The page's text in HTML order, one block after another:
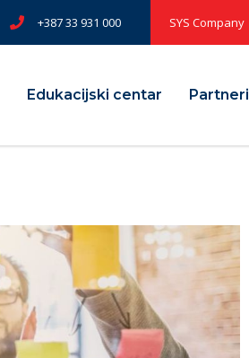
SYS Company
+387 33 931 000
Edukacijski centar Partneri